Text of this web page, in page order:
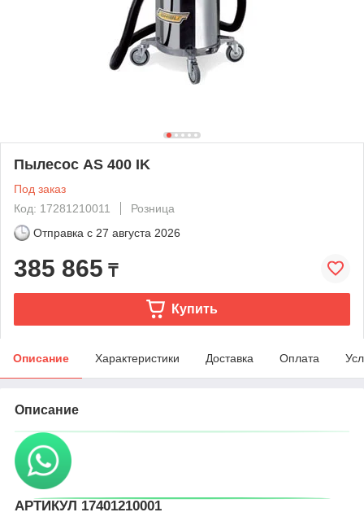
Пылесос AS 400 IK
Под заказ
Код: 17281210011
Розница
Отправка с 27 августа 2026
385 865 ₸
Купить
Описание Характеристики Доставка Оплата
Описание
АРТИКУЛ 17401210001